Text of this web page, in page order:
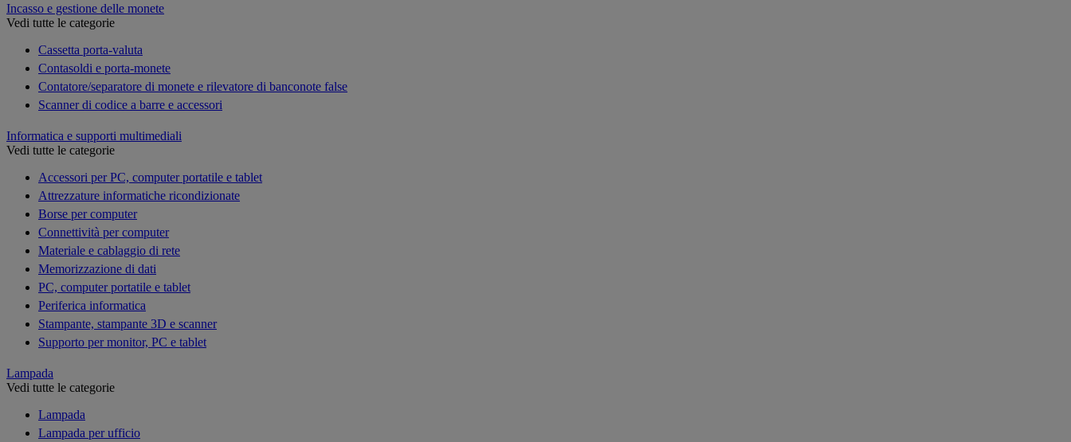
Incasso e gestione delle monete
Vedi tutte le categorie
Cassetta porta-valuta
Contasoldi e porta-monete
Contatore/separatore di monete e rilevatore di banconote false
Scanner di codice a barre e accessori
Informatica e supporti multimediali
Vedi tutte le categorie
Accessori per PC, computer portatile e tablet
Attrezzature informatiche ricondizionate
Borse per computer
Connettività per computer
Materiale e cablaggio di rete
Memorizzazione di dati
PC, computer portatile e tablet
Periferica informatica
Stampante, stampante 3D e scanner
Supporto per monitor, PC e tablet
Lampada
Vedi tutte le categorie
Lampada
Lampada per ufficio